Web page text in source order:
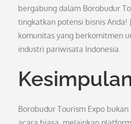
bergabung dalam Borobudur
tingkatkan potensi bisnis Anda!
komunitas yang berkomitmen
industri pariwisata Indonesia.
Borobudur Tourism Expo